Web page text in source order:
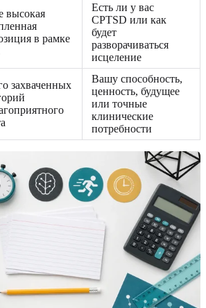
высокая
в рамке
Есть ли у вас
CPTSD или как
будет
разворачиваться
исцеление
захваченных
Вашу способность,
ценность, будущее
или точные
клинические
потребности